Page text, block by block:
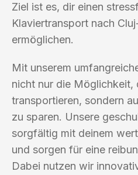
Ziel ist es, dir einen
Klaviertransport nach
ermöglichen.
Mit unserem
nicht nur die Möglichkeit,
transportieren, sondern
zu sparen. Unsere
sorgfältig mit deinem
und sorgen für eine
Dabei nutzen wir